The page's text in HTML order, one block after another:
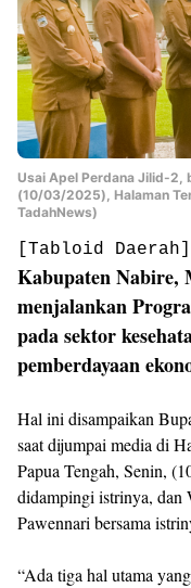
Usai Apel Perdana Jilid-2,
(10/03/2025), Halaman
TadahNews)
[Tabloid
Kabupaten Nabire,
menjalankan
pada sektor
pemberdayaan
Hal ini disampaikan
saat dijumpai media di
Papua Tengah, Senin,
didampingi istrinya,
Pawennari bersama
“Ada tiga hal utama